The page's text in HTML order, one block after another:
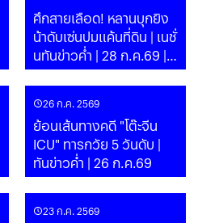
ศึกสายเลือด! หลานบุกยิง
น้าดับเซ่นปมแค้นที่ดิน | เนชั่
นทันข่าวค่ำ | 28 ก.ค.69 |
PART
26 ก.ค. 2569
ย้อนเส้นทางคดี "โต๊ะจีน
ICU" ทารกวัย 5 วันดับ |
ทันข่าวค่ำ | 26 ก.ค.69
23 ก.ค. 2569